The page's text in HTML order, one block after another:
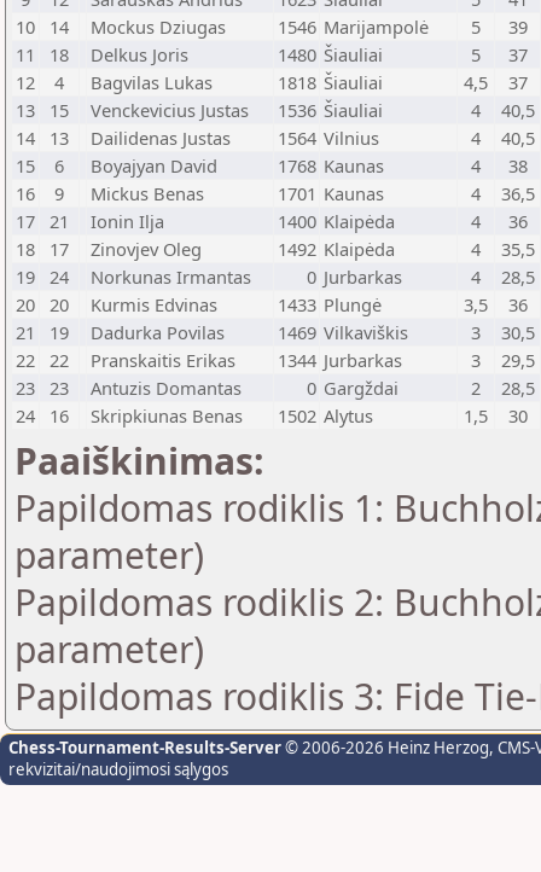
10
14 Mockus Dziugas 1546 Marijampolė 5
39
11
18 Delkus Joris 1480 Šiauliai 5
37
12
4 Bagvilas Lukas 1818 Šiauliai 4,5
37
13
15 Venckevicius Justas 1536 Šiauliai 4
40,5
14
13 Dailidenas Justas 1564 Vilnius 4
40,5
15
6 Boyajyan David 1768 Kaunas 4
38
16
9 Mickus Benas 1701 Kaunas 4
36,5
17
21 Ionin Ilja 1400 Klaipėda 4
36
18
17 Zinovjev Oleg 1492 Klaipėda 4
35,5
19
24 Norkunas Irmantas 0 Jurbarkas 4
28,5
20
20 Kurmis Edvinas 1433 Plungė 3,5
36
21
19 Dadurka Povilas 1469 Vilkaviškis 3
30,5
22
22 Pranskaitis Erikas 1344 Jurbarkas 3
29,5
23
23 Antuzis Domantas 0 Gargždai 2
28,5
24
16 Skripkiunas Benas 1502 Alytus 1,5 30
Paaiškinimas:
Papildomas rodiklis 1:
parameter)
Papildomas rodiklis 2:
parameter)
Papildomas rodiklis 3: Fide
Chess-Tournament-Results-Server© 2006-2026 Heinz Herzog,
rekvizitai/naudojimosi sąlygos